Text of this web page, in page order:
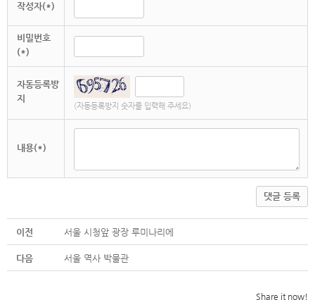
작성자(*)
비밀번호
(*)
자동등록방
지
(자동등록방지 숫자를 입력해 주세요)
내용(*)
댓글 등록
이전 서울 시청앞 광장 루미나리에
다음 서울 역사 박물관
Share it now!